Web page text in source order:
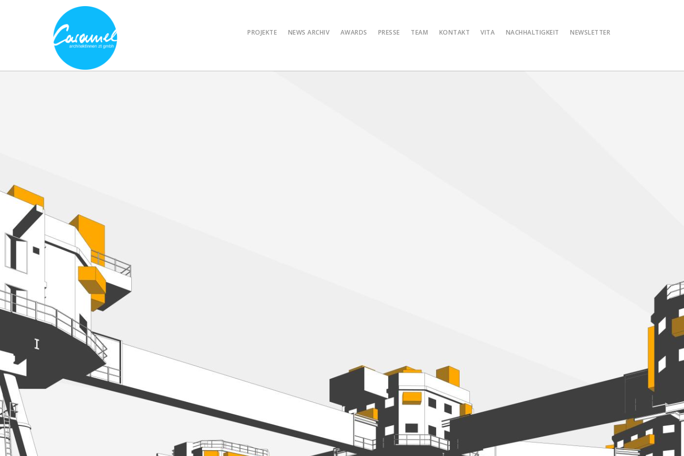
PROJEKTE NEWS ARCHIV AWARDS PRESSE TEAM KONTAKT VITA NACHHALTIGKEIT NEWSLETTER